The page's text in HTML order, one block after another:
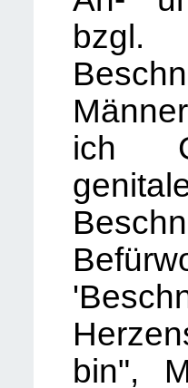
ich
bin",